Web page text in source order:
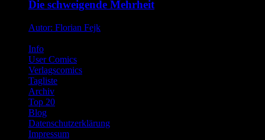
Die schweigende Mehrheit
Autor: Florian Fejk
Info
User Comics
Verlagscomics
Tagliste
Archiv
Top 20
Blog
Datenschutzerklärung
Impressum